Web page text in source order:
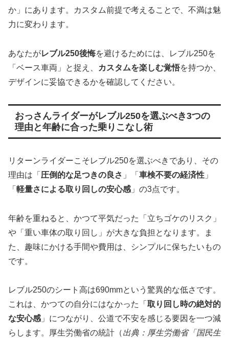
か」にあります。カスタム前提で考えることで、不満は魅
力に変わります。
あなたがレブル250後悔を避けるためには、レブル250を
「ベース車両」と捉え、
カスタムを楽しむ覚悟を持つか、
デザインに妥協できるかを確認してください。
おっさんライダーがレブル250を選ぶべき3つの
理由と年齢に合った乗りこなし術
リターンライダーこそレブル250を選ぶべきであり、その
理由は「 圧倒的な足つきの良さ 」「 車検不要の経済性 」
「 軽量さによる取り回しの安心感 」の3点です。
年齢を重ねると、かつて平気だった「立ちゴケのリスク」
や「重い車体の取り回し」が大きな負担となります。ま
た、趣味にかける手間や費用は、シンプルに保ちたいもの
です。
レブル250のシート高は690mmという驚異的な低さです。
これは、かつての自分にはなかった「 取り回し時の絶対的
な安心感 」につながり、公道で不安を感じる要因を一つ減
らします。厚生労働省の統計（出典：厚生労働省「国民生